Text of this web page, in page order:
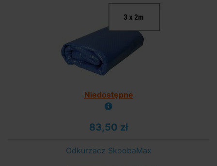
Niedostępne
83,50 zł
Odkurzacz SkoobaMax